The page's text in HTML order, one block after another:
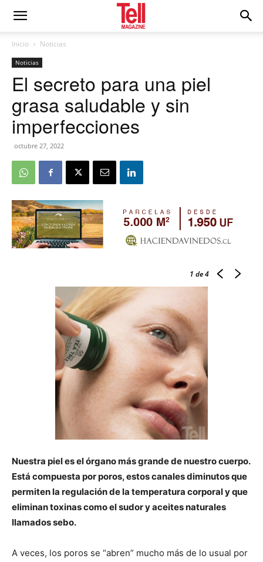
Inicio Noticias
Noticias
El secreto para una piel
grasa saludable y sin
imperfecciones
octubre 27, 2022
1 de 4
Nuestra piel es el órgano más grande de nuestro cuerpo.
Está compuesta por poros, estos canales diminutos que
permiten la regulación de la temperatura corporal y que
eliminan toxinas como el sudor y aceites naturales
llamados sebo.
A veces, los poros se “abren” mucho más de lo usual por